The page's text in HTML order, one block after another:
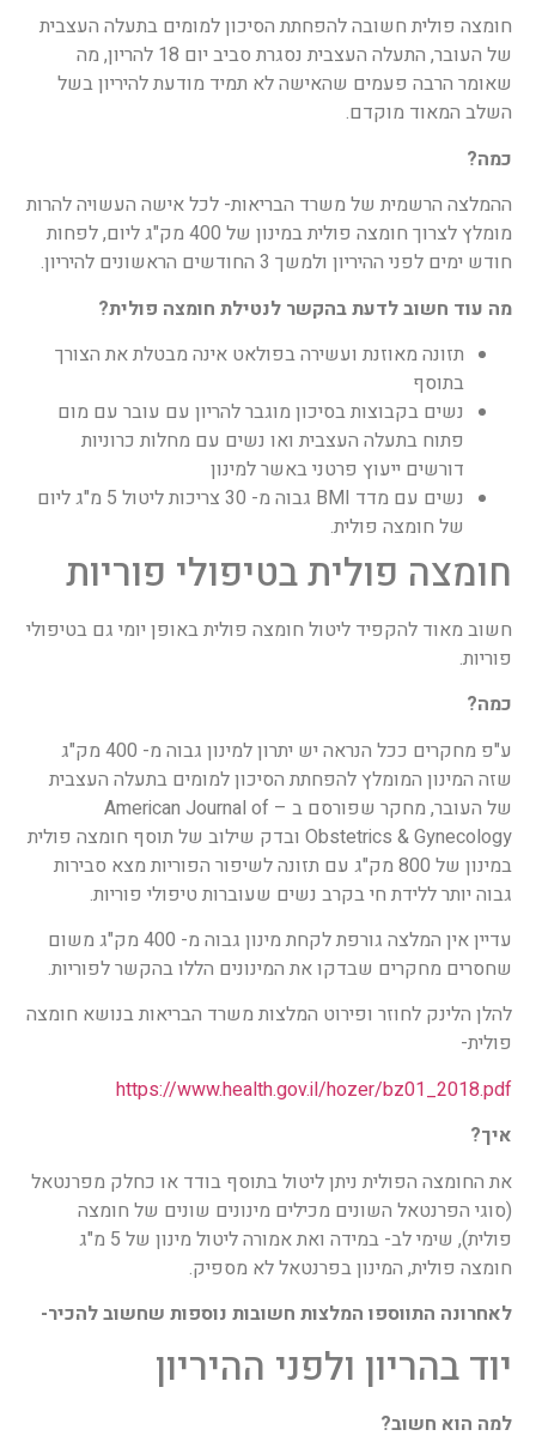
חומצה פולית חשובה להפחתת הסיכון למומים בתעלה העצבית
של העובר, התעלה העצבית נסגרת סביב יום 18 להריון, מה
שאומר הרבה פעמים שהאישה לא תמיד מודעת להיריון בשל
השלב המאוד מוקדם.
כמה?
ההמלצה הרשמית של משרד הבריאות- לכל אישה העשויה להרות
מומלץ לצרוך חומצה פולית במינון של 400 מק"ג ליום, לפחות
חודש ימים לפני ההיריון ולמשך 3 החודשים הראשונים להיריון.
מה עוד חשוב לדעת בהקשר לנטילת חומצה פולית?
תזונה מאוזנת ועשירה בפולאט אינה מבטלת את הצורך
בתוסף
נשים בקבוצות בסיכון מוגבר להריון עם עובר עם מום
פתוח בתעלה העצבית ואו נשים עם מחלות כרוניות
דורשים ייעוץ פרטני באשר למינון
נשים עם מדד BMI גבוה מ- 30 צריכות ליטול 5 מ"ג ליום
של חומצה פולית.
חומצה פולית בטיפולי פוריות
חשוב מאוד להקפיד ליטול חומצה פולית באופן יומי גם בטיפולי
פוריות.
כמה?
ע"פ מחקרים ככל הנראה יש יתרון למינון גבוה מ- 400 מק"ג
שזה המינון המומלץ להפחתת הסיכון למומים בתעלה העצבית
של העובר, מחקר שפורסם ב – American Journal of
Obstetrics & Gynecology ובדק שילוב של תוסף חומצה פולית
במינון של 800 מק"ג עם תזונה לשיפור הפוריות מצא סבירות
גבוה יותר ללידת חי בקרב נשים שעוברות טיפולי פוריות.
עדיין אין המלצה גורפת לקחת מינון גבוה מ- 400 מק"ג משום
שחסרים מחקרים שבדקו את המינונים הללו בהקשר לפוריות.
להלן הלינק לחוזר ופירוט המלצות משרד הבריאות בנושא חומצה
פולית-
https://www.health.gov.il/hozer/bz01_2018.pdf
איך?
את החומצה הפולית ניתן ליטול בתוסף בודד או כחלק מפרנטאל
(סוגי הפרנטאל השונים מכילים מינונים שונים של חומצה
פולית), שימי לב- במידה ואת אמורה ליטול מינון של 5 מ"ג
חומצה פולית, המינון בפרנטאל לא מספיק.
לאחרונה התווספו המלצות חשובות נוספות שחשוב להכיר-
יוד בהריון ולפני ההיריון
למה הוא חשוב?